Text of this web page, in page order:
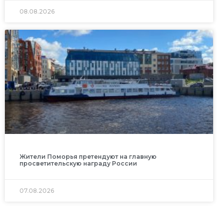
08.08.2026
Жители Поморья претендуют на главную
просветительскую награду России
07.08.2026